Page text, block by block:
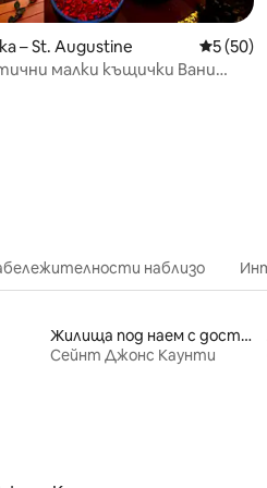
от 5, 33 отзива
– St. Augustine Средна
5 (50)
малки къщички Вани
наблизо
Жилища под наем с достъп до плажа
Сейнт Джонс Каунти